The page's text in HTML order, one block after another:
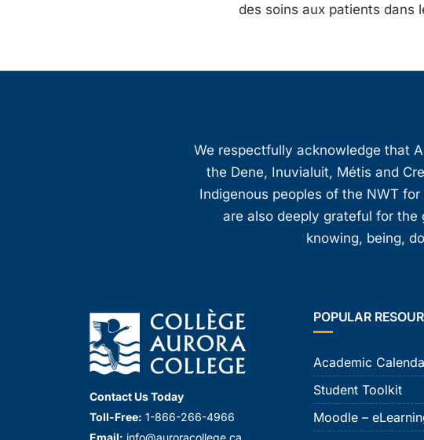
des soins aux patients dans
We respectfully acknowledge that
the Dene, Inuvialuit, Métis and
Indigenous peoples of the NWT
are also deeply grateful for the
knowing, being,
Contact Us Today
Toll-Free: 1-866-266-4966
POPULAR
Academic
Student Toolkit
Moodle –